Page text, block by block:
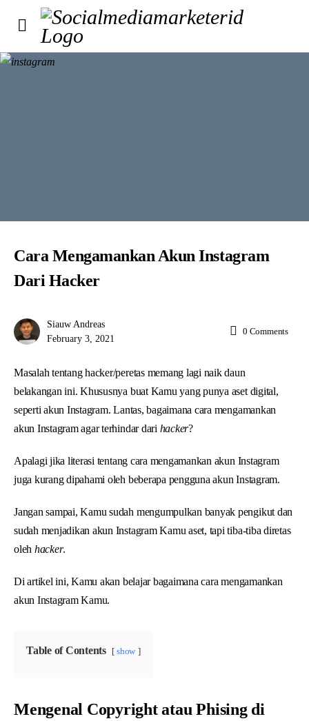
Cara Mengamankan Akun Instagram
Dari Hacker
Siauw Andreas
February 3, 2021
0 Comments
Masalah tentang hacker/peretas memang lagi naik daun
belakangan ini. Khususnya buat Kamu yang punya aset digital,
seperti akun Instagram. Lantas, bagaimana cara mengamankan
akun Instagram agar terhindar dari hacker?
Apalagi jika literasi tentang cara mengamankan akun Instagram
juga kurang dipahami oleh beberapa pengguna akun Instagram.
Jangan sampai, Kamu sudah mengumpulkan banyak pengikut dan
sudah menjadikan akun Instagram Kamu aset, tapi tiba-tiba diretas
oleh hacker.
Di artikel ini, Kamu akan belajar bagaimana cara mengamankan
akun Instagram Kamu.
Table of Contents show
Mengenal Copyright atau Phising di